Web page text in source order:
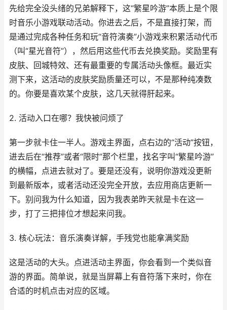
先给完全没头绪的兄弟解释下，这“繁星吟游”本质上是个限
时音乐小游戏联动活动。你进去之后，不是直接打架，而
是通过完成各种任务和玩“音符演奏”小游戏来积累活动代币
（叫“星光音符”），然后用这些代币去兑换奖励。奖励里有
皮肤、回城特效、还有最重要的专属活动头像框。最近实
测下来，这活动的皮肤奖励质量还可以，不是那种纯凑数
的。你要是喜欢某个皮肤，这几天就得肝起来。
2. 活动入口在哪？我快被问烦了
第一步就卡住一半人。游戏主界面，点右边的“活动”按钮，
进去后在“推荐”或者“限时”那个栏里，找名字叫“繁星吟游”
的横幅，点进去就对了。要是还没有，说明你游戏没更新
到最新版本，或者活动还没完全开放，去应用商店更新一
下。别问我为什么知道，因为我表弟昨天就是卡在这一
步，打了三把排位才想起来问我。
3. 核心玩法：音乐演奏详解，手残党也能拿满奖励
这是活动的大头。点进活动主界面，你会看到一个类似音
游的界面。简单说，就是当屏幕上有音符落下来时，你在
合适的时机点击对应的区域。